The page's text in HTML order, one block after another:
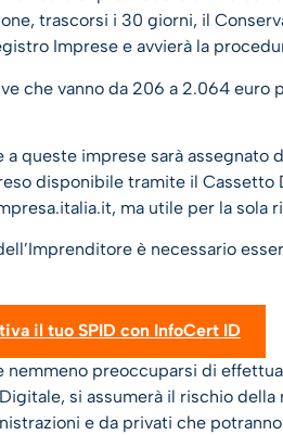
trascorsi i 30 giorni, il
Imprese e avvierà la
che vanno da 206 a 2.064 euro
queste imprese sarà assegnato
disponibile tramite il Cassetto
ma utile per la sola
è necessario
il tuo SPID con InfoCert ID
nemmeno preoccuparsi di
si assumerà il rischio
e da privati che